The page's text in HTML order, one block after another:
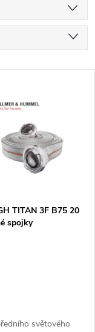
TITAN 3F B75 20
spojky
světového